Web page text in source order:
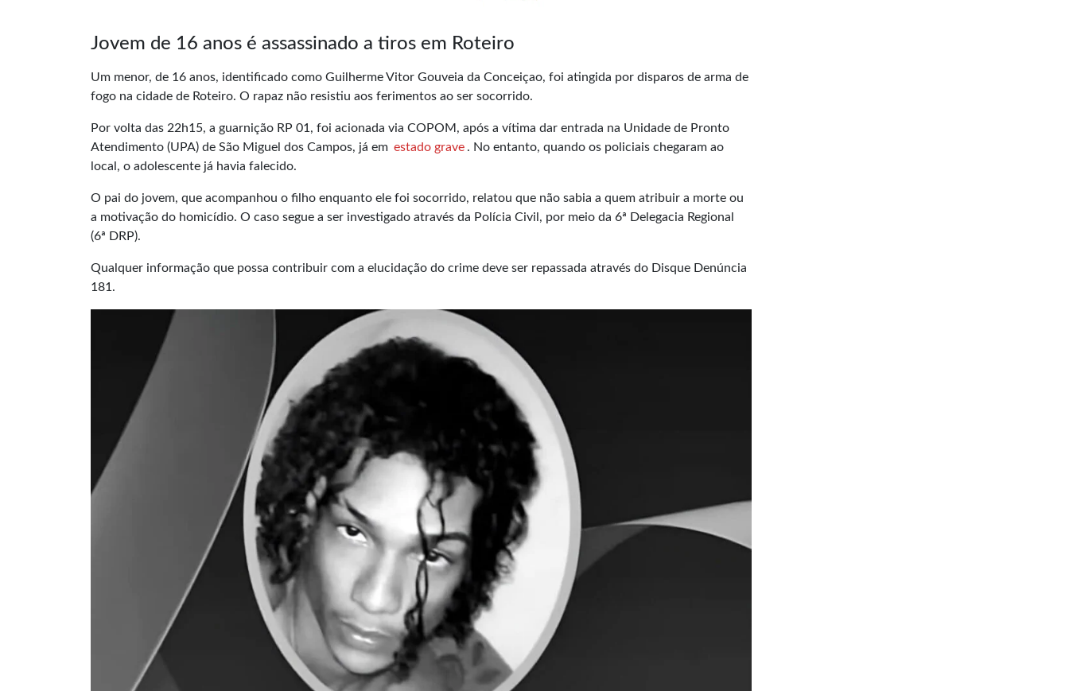
Jovem de 16 anos é assassinado a tiros em Roteiro
Um menor, de 16 anos, identificado como Guilherme Vitor Gouveia da Conceiçao, foi atingida por disparos de arma de
fogo na cidade de Roteiro. O rapaz não resistiu aos ferimentos ao ser socorrido.
Por volta das 22h15, a guarnição RP 01, foi acionada via COPOM, após a vítima dar entrada na Unidade de Pronto
Atendimento (UPA) de São Miguel dos Campos, já em estado grave . No entanto, quando os policiais chegaram ao
local, o adolescente já havia falecido.
O pai do jovem, que acompanhou o filho enquanto ele foi socorrido, relatou que não sabia a quem atribuir a morte ou
a motivação do homicídio. O caso segue a ser investigado através da Polícia Civil, por meio da 6ª Delegacia Regional
(6ª DRP).
Qualquer informação que possa contribuir com a elucidação do crime deve ser repassada através do Disque Denúncia
181.